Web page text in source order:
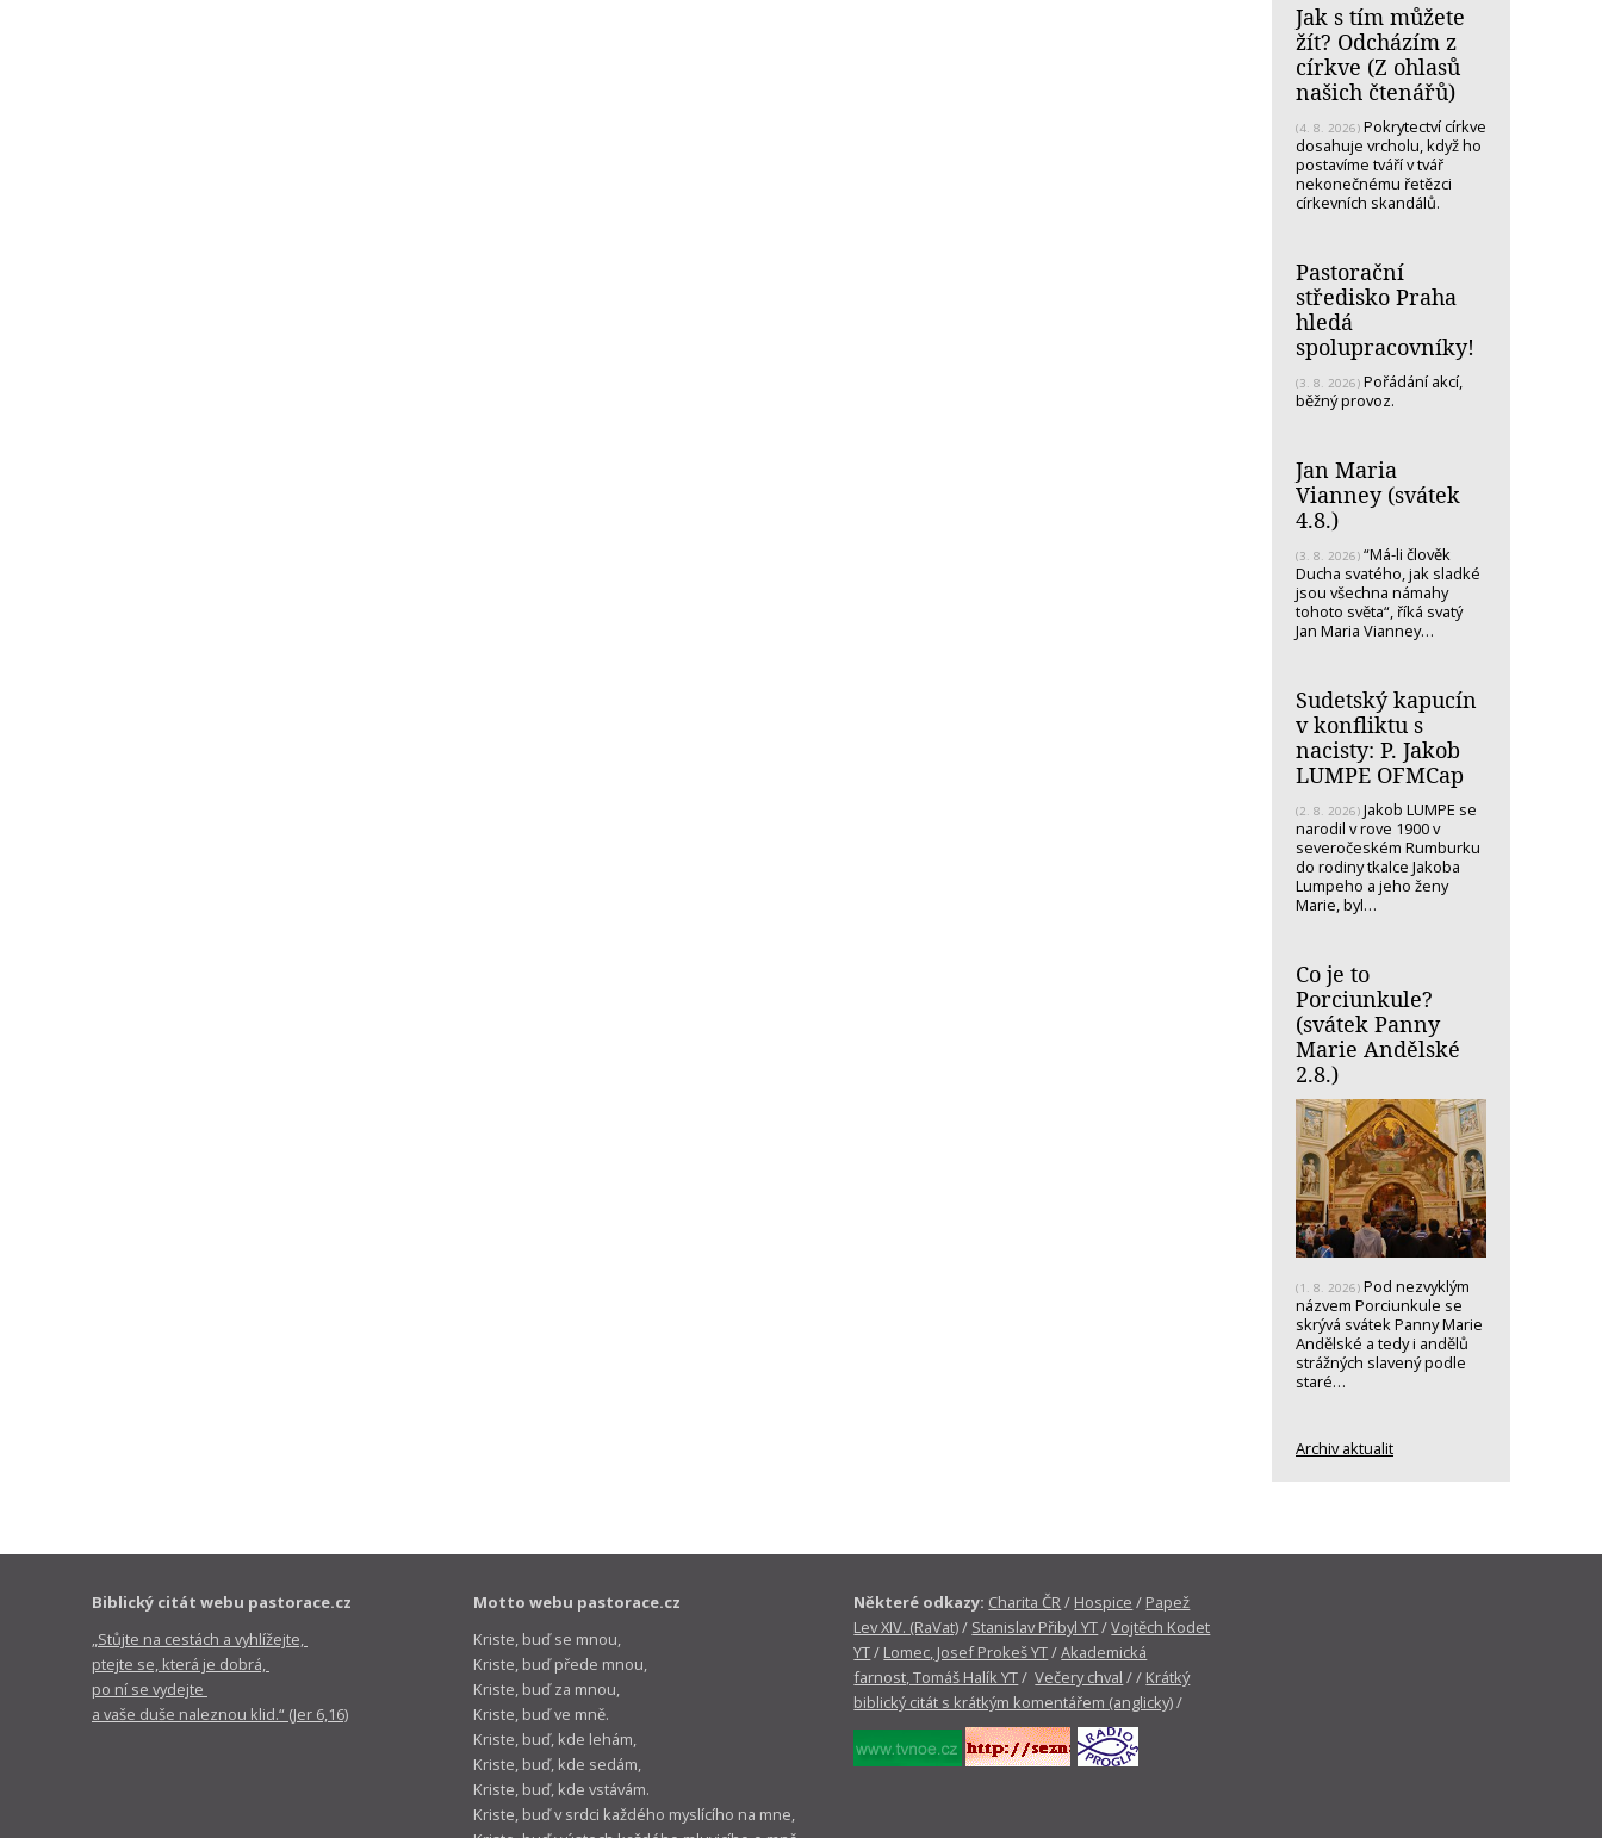
Jak s tím můžete
žít? Odcházím z
církve (Z ohlasů
našich čtenářů)
(4. 8. 2026) Pokrytectví církve
dosahuje vrcholu, když ho
postavíme tváří v tvář
nekonečnému řetězci
církevních skandálů.
Pastorační
středisko Praha
hledá
spolupracovníky!
(3. 8. 2026) Pořádání akcí,
běžný provoz.
Jan Maria
Vianney (svátek
4.8.)
(3. 8. 2026) “Má-li člověk
Ducha svatého, jak sladké
jsou všechna námahy
tohoto světa“, říká svatý
Jan Maria Vianney…
Sudetský kapucín
v konfliktu s
nacisty: P. Jakob
LUMPE OFMCap
(2. 8. 2026) Jakob LUMPE se
narodil v rove 1900 v
severočeském Rumburku
do rodiny tkalce Jakoba
Lumpeho a jeho ženy
Marie, byl…
Co je to
Porciunkule?
(svátek Panny
Marie Andělské
2.8.)
(1. 8. 2026) Pod nezvyklým
názvem Porciunkule se
skrývá svátek Panny Marie
Andělské a tedy i andělů
strážných slavený podle
staré…
Archiv aktualit
Biblický citát webu pastorace.cz
„Stůjte na cestách a vyhlížejte,
ptejte se, která je dobrá,
po ní se vydejte
a vaše duše naleznou klid.“ (Jer 6,16)
Motto webu pastorace.cz
Kriste, buď se mnou,
Kriste, buď přede mnou,
Kriste, buď za mnou,
Kriste, buď ve mně.
Kriste, buď, kde lehám,
Kriste, buď, kde sedám,
Kriste, buď, kde vstávám.
Kriste, buď v srdci každého myslícího na mne,
Některé odkazy: Charita ČR/ Hospice / Papež
Lev XIV. (RaVat)/ Stanislav Přibyl YT/Vojtěch Kodet
YT/ Lomec, Josef Prokeš YT/Akademická
farnost, Tomáš Halík YT/Večery chval / / Krátký
biblický citát s krátkým komentářem (anglicky)/